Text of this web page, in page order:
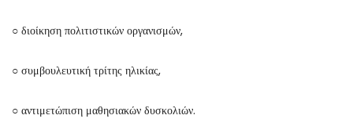
○ διοίκηση πολιτιστικών οργανισμών,
○ συμβουλευτική τρίτης ηλικίας,
○ αντιμετώπιση μαθησιακών δυσκολιών.